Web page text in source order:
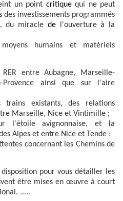
un point critiquequi ne peut
des investissements programmés
du miracle del'ouverture à la
humains et matériels
entre Aubagne, Marseille-
Provence ainsi que sur l'aire
existants, des relations
Marseille, Nice et Vintimille ;
l'étoile avignonnaise, et la
Alpes et entre Nice et Tende ;
concernant les Chemins de
pour vous détailler les
être mises en œuvre à court
.....